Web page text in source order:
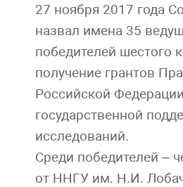
27 ноября 2017 года
назвал имена 35
победителей шестого
получение грантов
Российской
государственной
исследований.
Среди победителей –
от ННГУ им. Н.И.